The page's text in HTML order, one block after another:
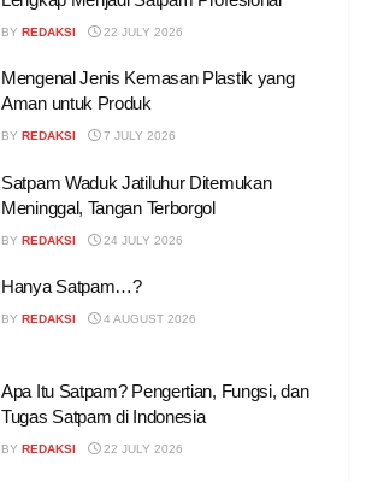
BY REDAKSI 22 JULY 2026
Mengenal Jenis Kemasan Plastik yang
Aman untuk Produk
BY REDAKSI 7 JULY 2026
Satpam Waduk Jatiluhur Ditemukan
Meninggal, Tangan Terborgol
BY REDAKSI 24 JULY 2026
Hanya Satpam…?
BY REDAKSI 4 AUGUST 2026
Apa Itu Satpam? Pengertian, Fungsi, dan
Tugas Satpam di Indonesia
BY REDAKSI 22 JULY 2026